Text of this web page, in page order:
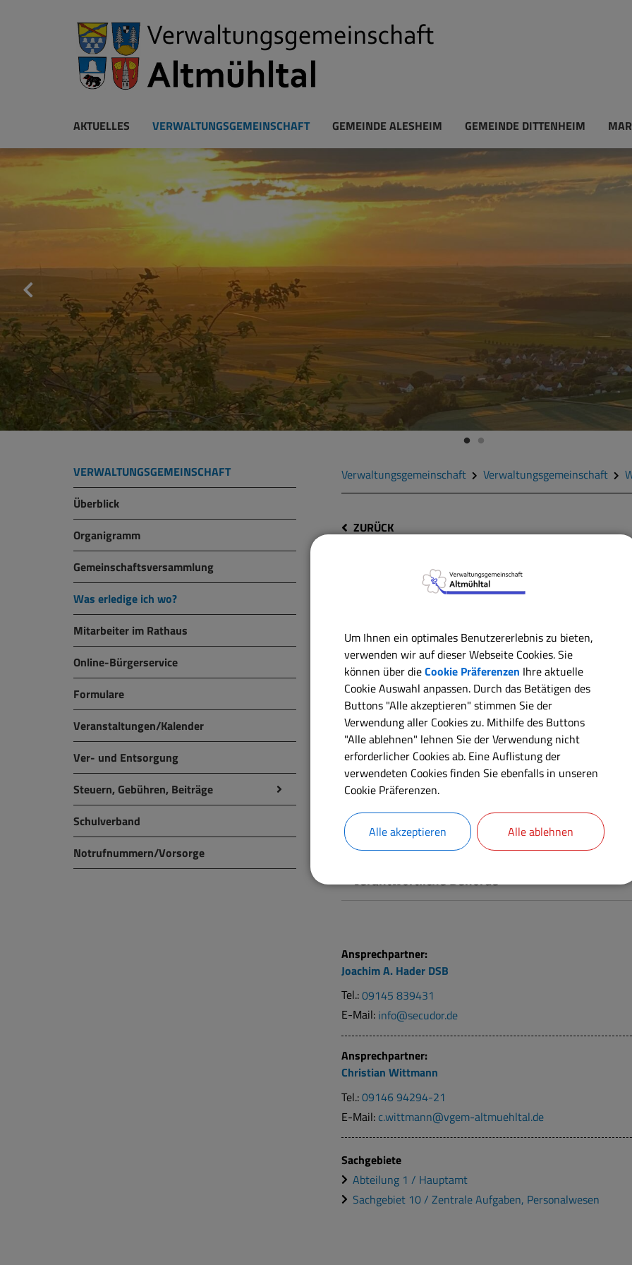
AKTUELLES VERWALTUNGSGEMEINSCHAFT GEMEINDE ALESHEIM GEMEINDE DITTENHEIM
VERWALTUNGSGEMEINSCHAFT
Überblick
Organigramm
Gemeinschaftsversammlung
Was erledige ich wo?
Mitarbeiter im Rathaus
Online-Bürgerservice
Formulare
Veranstaltungen/Kalender
Ver- und Entsorgung
Steuern, Gebühren, Beiträge
Schulverband
Notrufnummern/Vorsorge
Verwaltungsgemeinschaft Verwaltungsgemeinschaft
ZURÜCK
Datenschutz;
Überwachung in
Öffentliche Stellen, die personenbezogene Daten
Datenschutzbeauftragten zu bestellen. Diese haben
Langbeschreibung
Weiterführende Links
Rechtsgrundlagen
Verantwortliche Behörde
Ansprechpartner:
Joachim A. Hader DSB
Tel.:09145 839431
E-Mail: info@secudor.de
Ansprechpartner:
Christian Wittmann
Tel.:09146 94294-21
E-Mail: c.wittmann@vgem-altmuehltal.de
Sachgebiete
Abteilung 1 / Hauptamt
Sachgebiet 10 / Zentrale Aufgaben, Personalwesen
Um Ihnen ein optimales Benutzererlebnis zu bieten,
verwenden wir auf dieser Webseite Cookies. Sie
können über dieCookie Präferenzen Ihre aktuelle
Cookie Auswahl anpassen. Durch das Betätigen des
Buttons "Alle akzeptieren" stimmen Sie der
Verwendung aller Cookies zu. Mithilfe des Buttons
"Alle ablehnen" lehnen Sie der Verwendung nicht
erforderlicher Cookies ab. Eine Auflistung der
verwendeten Cookies finden Sie ebenfalls in unseren
Cookie Präferenzen.
Alle akzeptieren Alle ablehnen